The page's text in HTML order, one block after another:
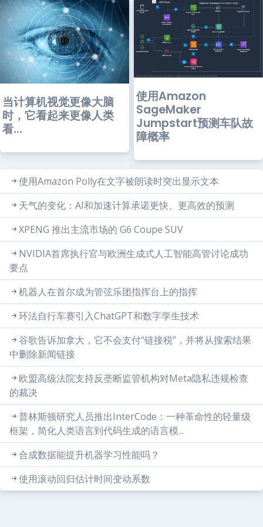
当计算机视觉更像大脑
时，它看起来更像人类
看...
使用Amazon
SageMaker
Jumpstart预测车队故
障概率
使用Amazon Polly在文字被朗读时突出显示文本
天气的变化：AI和加速计算承诺更快、更高效的预测
XPENG 推出主流市场的 G6 Coupe SUV
NVIDIA首席执行官与欧洲生成式人工智能高管讨论成功
要点
机器人在首尔成为管弦乐团指挥台上的指挥
环法自行车赛引入ChatGPT和数字孪生技术
谷歌告诉加拿大，它不会支付“链接税”，并将从搜索结果
中删除新闻链接
欧盟高级法院支持反垄断监管机构对Meta隐私违规检查
的裁决
普林斯顿研究人员推出InterCode：一种革命性的轻量级
框架，简化人类语言到代码生成的语言模...
合成数据能提升机器学习性能吗？
使用滚动回归估计时间变动系数